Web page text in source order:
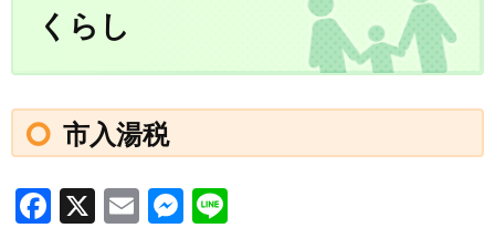
くらし
市入湯税
F
X
E
M